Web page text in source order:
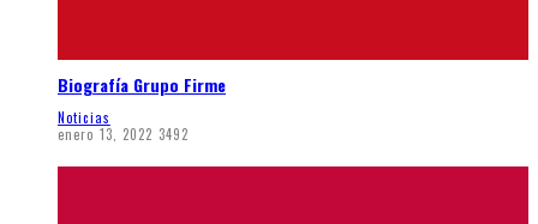
Biografía Grupo Firme
Noticias
enero 13, 2022 3492